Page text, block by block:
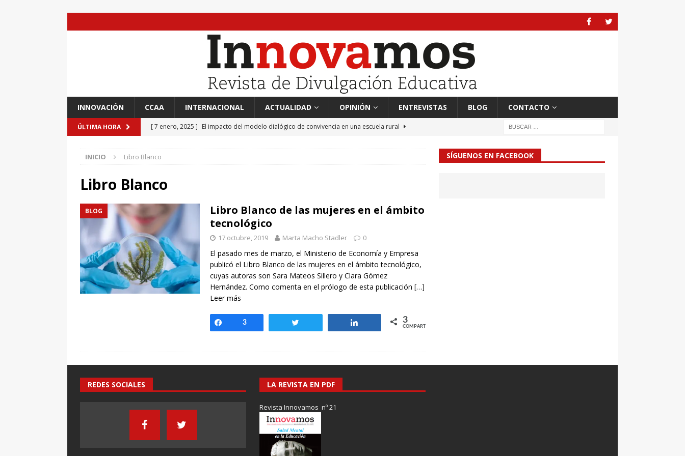
INNOVACIÓN CCAA INTERNACIONAL ACTUALIDAD OPINIÓN ENTREVISTAS BLOG CONTACTO
ÚLTIMA HORA [ 7 enero, 2025 ] El impacto del modelo dialógico de convivencia en una escuela rural
[ 7 enero, 2025 ]
[ 7 enero, 2025 ]
Adrián Aguayo Llanos
MIL PALABRAS
[ 7 enero, 2025 ]
Imaginar otros mundos es posible: Tertulias entre familiares en la Escuela
Primaria Prof. Heliodoro Ruiz Castillo
INICIO Libro Blanco
Libro Blanco
BLOG
Libro Blanco de las mujeres en el ámbito
tecnológico
17 octubre, 2019 Marta Macho Stadler 0
El pasado mes de marzo, el Ministerio de Economía y Empresa
publicó el Libro Blanco de las mujeres en el ámbito tecnológico,
cuyas autoras son Sara Mateos Sillero y Clara Gómez
Hernández. Como comenta en el prólogo de esta publicación […]
Leer más
Compartir
3 Compartir 3
COMPARTIR
SÍGUENOS EN FACEBOOK
REDES SOCIALES LA REVISTA EN PDF
Revista Innovamos nº 21